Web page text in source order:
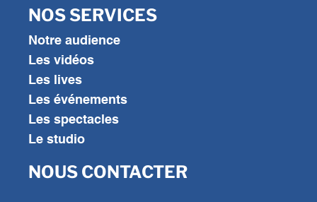
NOS SERVICES
Notre audience
Les vidéos
Les lives
Les événements
Les spectacles
Le studio
NOUS CONTACTER